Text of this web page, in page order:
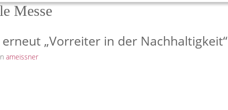
Messe
„Vorreiter in der Nachhaltigkeit“
ameissner